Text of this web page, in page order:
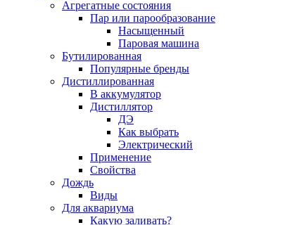
Агрегатные состояния
Пар или парообразование
Насыщенный
Паровая машина
Бутилированная
Популярные бренды
Дистиллированная
В аккумулятор
Дистиллятор
ДЭ
Как выбрать
Электрический
Применение
Свойства
Дождь
Виды
Для аквариума
Какую заливать?